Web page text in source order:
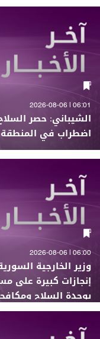
06:01 | 2026-08-06
الشيباني: حصر
اضطراب في المنطقة
06:00 | 2026-08-06
وزير الخارجية
إنجازات كبيرة على
بوحدة السلاح